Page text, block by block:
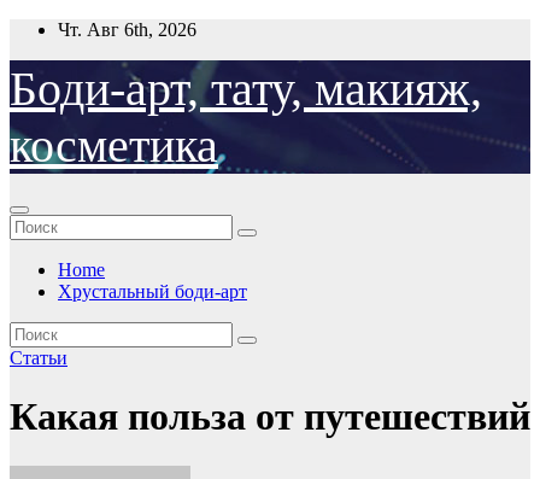
Перейти
содержимому
Чт. Авг 6th, 2026
Боди-арт, тату, макияж,
косметика
Home
Хрустальный боди-арт
Статьи
Какая польза от путешествий